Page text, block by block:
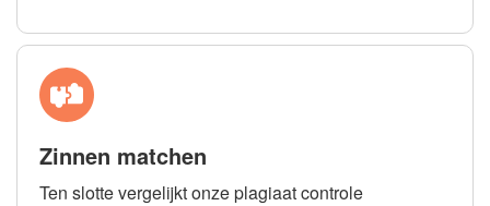
Zinnen matchen
Ten slotte vergelijkt onze plagiaat controle